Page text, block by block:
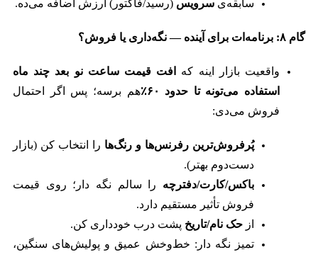
سابقه‌ی سرویس (رسید/فاکتور) ارزش اضافه می‌ده.
گام ۸: برنامه‌ات برای آینده—نگه‌داری یا فروش؟
واقعیت بازار اینه که
افت قیمت ساعت نو بعد چند ماه
استفاده می‌تونه تا حدود
۶۰٪هم برسه؛ پس اگر احتمال
فروش می‌دی:
پُرفروش‌ترین رفرنس‌ها و رنگ‌ها را انتخاب کن (بازار
دست‌دوم بهتر).
باکس/کارت/دفترچه را سالم نگه دار؛ روی قیمت
فروش تأثیر مستقیم دارد.
از حک نام/تاریخ پشت درب خودداری کن.
تمیز نگه دار: خط‌وخش عمیق و پولیش‌های سنگین،